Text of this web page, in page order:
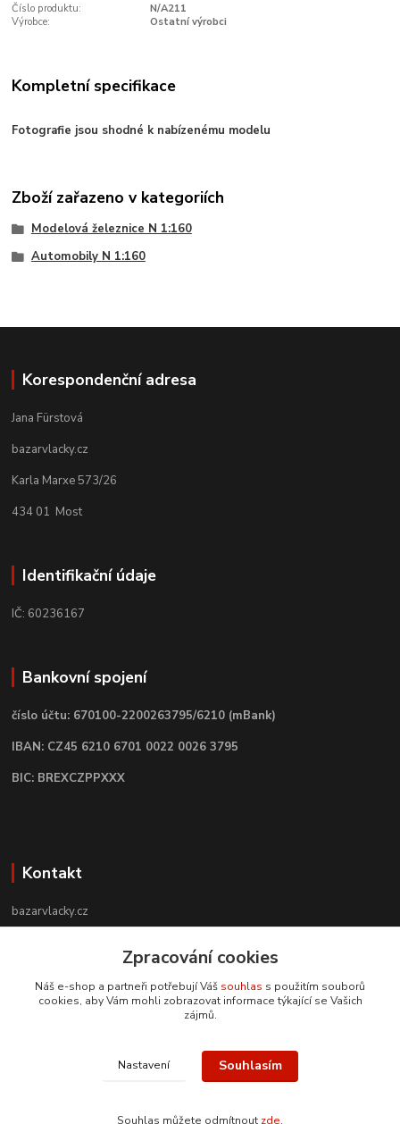
Číslo produktu:
N/A211
Výrobce:
Ostatní výrobci
Kompletní specifikace
Fotografie jsou shodné k nabízenému modelu
Zboží zařazeno v kategoriích
Modelová železnice N 1:160
Automobily N 1:160
Korespondenční adresa
Jana Fürstová
bazarvlacky.cz
Karla Marxe 573/26
434 01 Most
Identifikační údaje
IČ: 60236167
Bankovní spojení
číslo účtu: 670100-2200263795/6210 (mBank)
IBAN: CZ45 6210 6701 0022 0026 3795
BIC: BREXCZPPXXX
Kontakt
bazarvlacky.cz
+420 774 141 314
info@bazarvlacky.cz
Zpracování cookies
Náš e-shop a partneři potřebují Váš souhlas s použitím souborů
cookies, aby Vám mohli zobrazovat informace týkající se Vašich
zájmů.
Nastavení Souhlasím
Souhlas můžete odmítnout zde.